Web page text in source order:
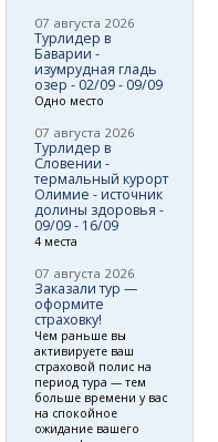
07 августа 2026
Турлидер в
Баварии -
изумрудная гладь
озер - 02/09 - 09/09
Одно место
07 августа 2026
Турлидер в
Словении -
термальный курорт
Олимие - источник
долины здоровья -
09/09 - 16/09
4 места
07 августа 2026
Заказали тур —
оформите
страховку!
Чем раньше вы
активируете ваш
страховой полис на
период тура — тем
больше времени у вас
на спокойное
ожидание вашего